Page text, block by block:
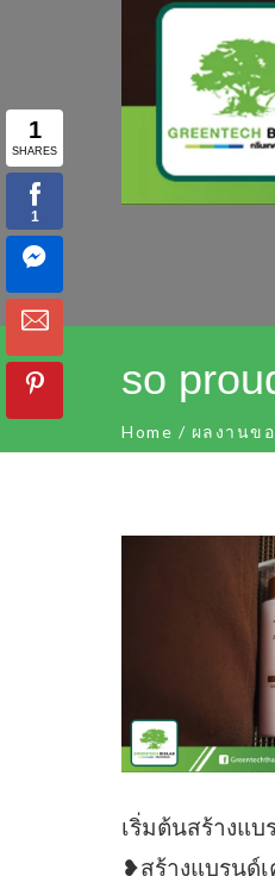
so
Home / ผลงานขอ
เริ่มต้นสร้างแ
❥สร้างแบรนด์เ